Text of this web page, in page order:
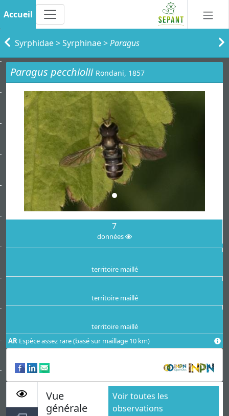
Accueil
Syrphidae>Syrphinae>Paragus
Paragus pecchiolii Rondani, 1857
7
données
territoire maillé
territoire maillé
territoire maillé
AR Espèce assez rare (basé sur maillage 10 km)
Vue
générale
Voir toutes les
observations